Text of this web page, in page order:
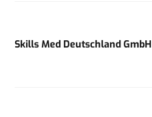
Skills Med Deutschland GmbH